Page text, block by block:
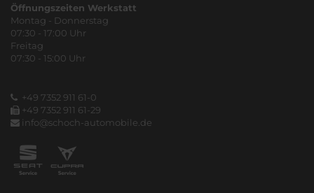
Öffnungszeiten Werkstatt
Montag - Donnerstag
07:30 - 17:00 Uhr
Freitag
07:30 - 15:00 Uhr
+49 7352 911 61-0
+49 7352 911 61-29
info@schoch-automobile.de